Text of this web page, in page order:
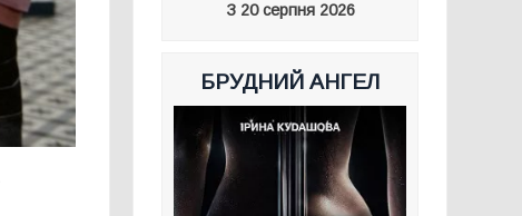
З 20 серпня 2026
БРУДНИЙ АНГЕЛ